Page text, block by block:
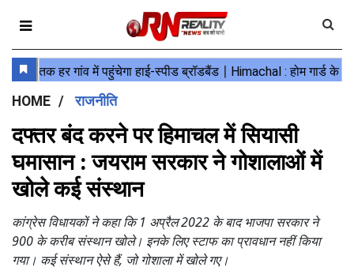
HOME राजनीति
दफ्तर बंद करने पर हिमाचल में सियासी
घमासान : जयराम सरकार ने गोशालाओं में
खोले कई संस्थान
कांग्रेस विधायकों ने कहा कि 1 अप्रैल 2022 के बाद भाजपा सरकार ने
900 के करीब संस्थान खोले। इनके लिए स्टाफ का प्रावधान नहीं किया
गया। कई संस्थान ऐसे हैं, जो गोशाला में खोले गए।